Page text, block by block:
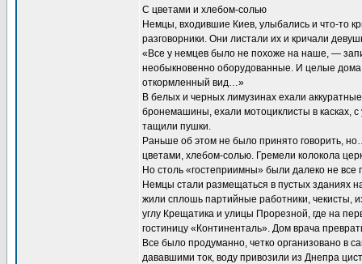
С цветами и хлебом-солью
Немцы, входившие Киев, улыбались и что-то
разговорники. Они листали их и кричали
«Все у немцев было не похоже на наше, —
необыкновенно оборудованные. И целые
откормленный вид…»
В белых и черных лимузинах ехали
бронемашины, ехали мотоциклисты в касках,
тащили пушки.
Раньше об этом не было принято говорить,
цветами, хлебом-солью. Гремели колокола
Но столь «гостеприимны» были далеко не
Немцы стали размещаться в пустых зданиях
жили сплошь партийные работники, чекисты,
углу Крещатика и улицы Прорезной, где на
гостиницу «Континенталь». Дом врача
Все было продуманно, четко организовано в
дававшими ток, воду привозили из Днепра